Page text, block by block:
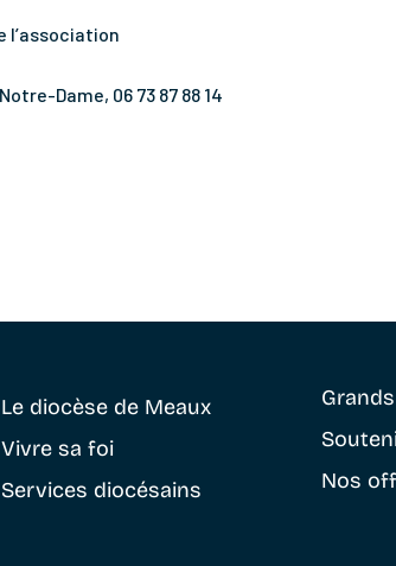
l’association
Dame, 06 73 87 88 14
Le diocèse de Meaux
Vivre sa foi
Services diocésains
Nos